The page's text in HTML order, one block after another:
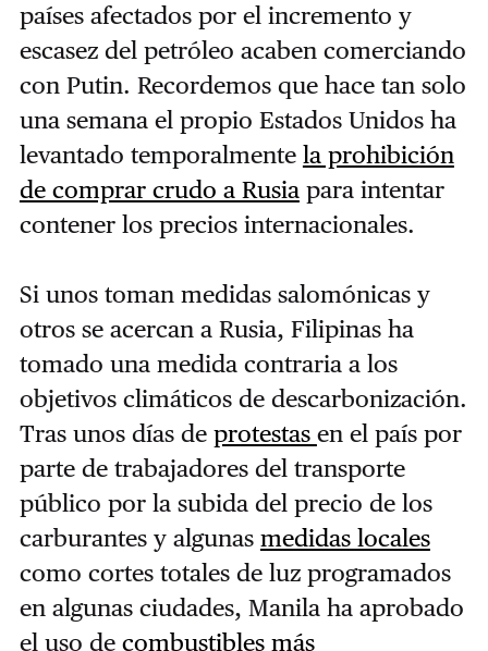
países afectados por el incremento y
escasez del petróleo acaben comerciando
con Putin. Recordemos que hace tan solo
una semana el propio Estados Unidos ha
levantado temporalmente la prohibición
de comprar crudo a Rusiapara intentar
contener los precios internacionales.
Si unos toman medidas salomónicas y
otros se acercan a Rusia, Filipinas ha
tomado una medida contraria a los
objetivos climáticos de descarbonización.
Tras unos días de protestas en el país por
parte de trabajadores del transporte
público por la subida del precio de los
carburantes y algunas medidas locales
como cortes totales de luz programados
en algunas ciudades, Manila ha aprobado
el uso de combustibles más